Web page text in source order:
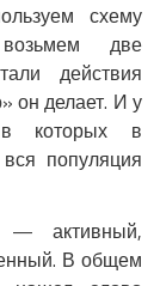
схему
две
действия
он делает. И у
которых в
популяция
— активный,
В общем